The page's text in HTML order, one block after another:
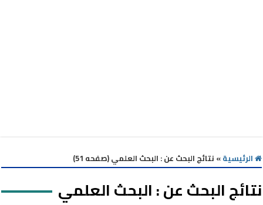
الرئيسية» نتائج البحث عن : البحث العلمي (صفحه 51)
نتائج البحث عن :البحث العلمي